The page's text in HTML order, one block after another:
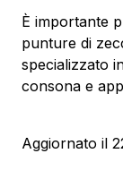
È importante
punture di
specializzato
consona e
Aggiornato il